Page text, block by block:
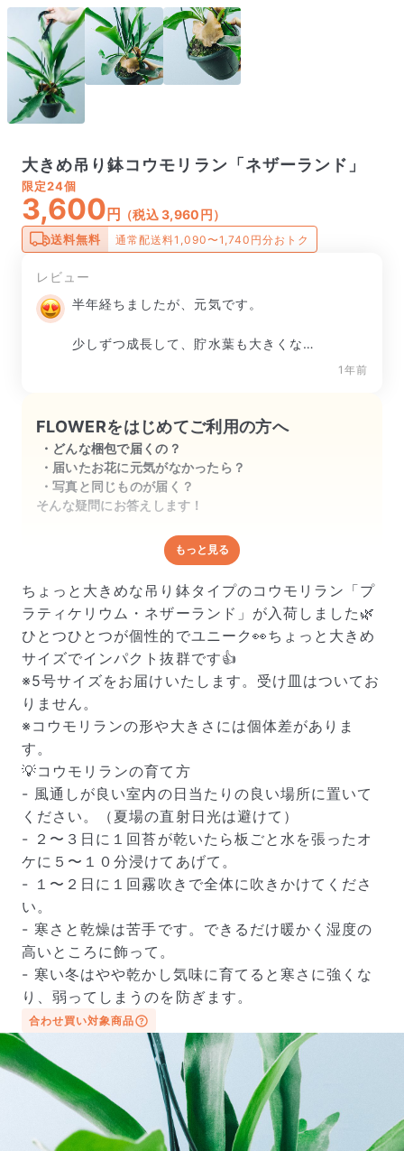
大きめ吊り鉢コウモリラン「ネザーランド」
限定24個
3,600 円 （税込 3,960円）
送料無料 通常配送料1,090〜1,740円分おトク
レビュー
半年経ちましたが、元気です。
少しずつ成長して、貯水葉も大きくなり
雰囲気がある植物なので部屋が垢抜ける
と思います。
1年前
FLOWERをはじめてご利用の方へ
どんな梱包で届くの？
届いたお花に元気がなかったら？
写真と同じものが届く？
そんな疑問にお答えします！
どんな梱包で届くの？
出荷前に水揚げ（花が水を吸いやすくなる処理）を施
し、専用ボックスに丁寧に梱包してお届けしています。
きゅっとまとめられて一見窮屈そうに見えますが、輸送
中の衝撃による折れや擦れを軽減する効果があります。
届いたお花に元気がなかったら？
もし届いたお花に「枯れている」「折れている」などの
不備があった場合は、些細なことでもお気軽にサポート
までご連絡ください。ご返金にて補償いたします。
もっと見る
ちょっと大きめな吊り鉢タイプのコウモリラン「プ
ラティケリウム・ネザーランド」が入荷しました🌿
ひとつひとつが個性的でユニーク👀ちょっと大きめ
サイズでインパクト抜群です👍
※5号サイズをお届けいたします。受け皿はついてお
りません。
※コウモリランの形や大きさには個体差がありま
す。
💡コウモリランの育て方
- 風通しが良い室内の日当たりの良い場所に置いて
ください。（夏場の直射日光は避けて）
- ２〜３日に１回苔が乾いたら板ごと水を張ったオ
ケに５〜１０分浸けてあげて。
- １〜２日に１回霧吹きで全体に吹きかけてくださ
い。
- 寒さと乾燥は苦手です。できるだけ暖かく湿度の
高いところに飾って。
- 寒い冬はやや乾かし気味に育てると寒さに強くな
り、弱ってしまうのを防ぎます。
合わせ買い対象商品